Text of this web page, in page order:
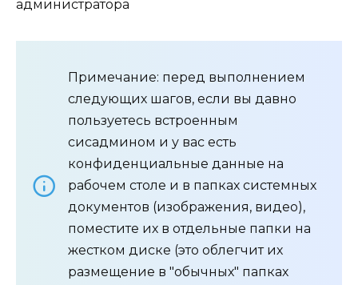
Примечание: перед выполнением
следующих шагов, если вы давно
пользуетесь встроенным
сисадмином и у вас есть
конфиденциальные данные на
рабочем столе и в папках системных
документов (изображения, видео),
поместите их в отдельные папки на
жестком диске (это облегчит их
размещение в "обычных" папках